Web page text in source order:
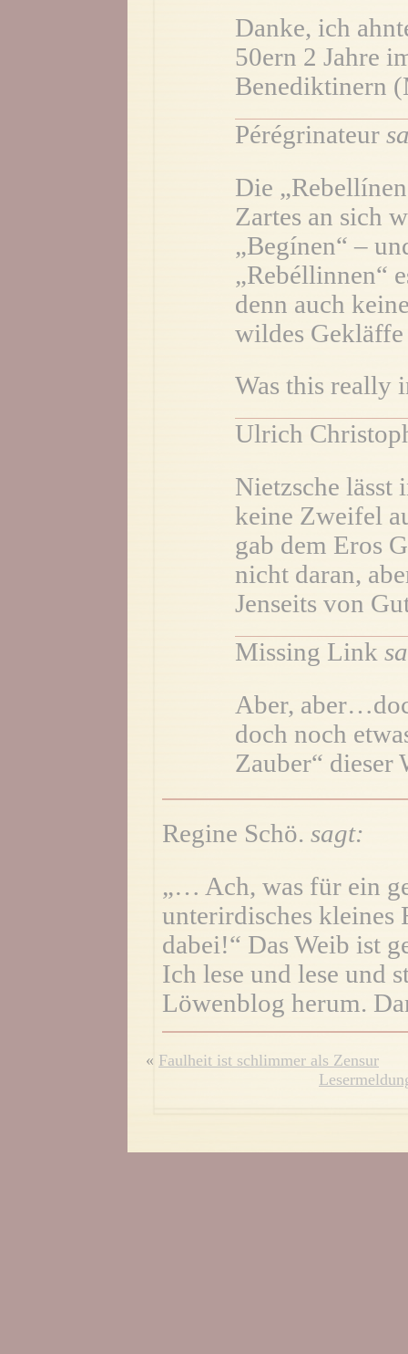
Danke, ich
50ern 2 Jahre
Benediktinern
Pérégrinateur
Die
Zartes an sich
„Begínen“ –
„Rebéllinnen“
denn auch
wildes
Was this really
Ulrich
Nietzsche lässt
keine Zweifel
gab dem Eros
nicht daran,
Jenseits von
Missing Link
Aber,
doch noch
Zauber“ dieser
Regine Schö. sagt:
„… Ach, was für ein
unterirdisches kleines
dabei!“ Das Weib ist
Ich lese und lese und
Löwenblog herum.
« Faulheit ist schlimmer als Zensur